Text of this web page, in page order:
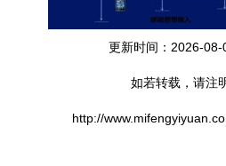
更新时间：2026-
如若转载，请注
http://